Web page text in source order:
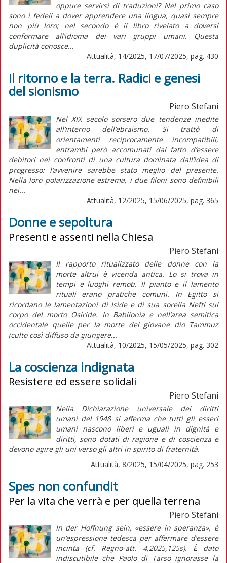
oppure servirsi di traduzioni? Nel primo caso
sono i fedeli a dover apprendere una lingua, quasi sempre
non più loro; nel secondo è il libro rivelato a doversi
conformare all’idioma dei vari gruppi umani. Questa
duplicità conosce...
Attualità, 14/2025, 17/07/2025, pag. 430
Il ritorno e la terra. Radici e genesi
del sionismo
Piero Stefani
Nel XIX secolo sorsero due tendenze inedite
all’interno dell’ebraismo. Si trattò di
orientamenti reciprocamente incompatibili,
entrambi però accomunati dal fatto d’essere
debitori nei confronti di una cultura dominata dall’idea di
progresso: l’avvenire sarebbe stato meglio del presente.
Nella loro polarizzazione estrema, i due filoni sono definibili
nei...
Attualità, 12/2025, 15/06/2025, pag. 365
Donne e sepoltura
Presenti e assenti nella Chiesa
Piero Stefani
Il rapporto ritualizzato delle donne con la
morte altrui è vicenda antica. Lo si trova in
tempi e luoghi remoti. Il pianto e il lamento
rituali erano pratiche comuni. In Egitto si
ricordano le lamentazioni di Iside e di sua sorella Nefti sul
corpo del morto Osiride. In Babilonia e nell’area semitica
occidentale quelle per la morte del giovane dio Tammuz
(culto così diffuso da giungere...
Attualità, 10/2025, 15/05/2025, pag. 302
La coscienza indignata
Resistere ed essere solidali
Piero Stefani
Nella Dichiarazione universale dei diritti
umanidel 1948 si afferma che tutti gli esseri
umani nascono liberi e uguali in dignità e
diritti, sono dotati di ragione e di coscienza e
devono agire gli uni verso gli altri in spirito di fraternità.
Attualità, 8/2025, 15/04/2025, pag. 253
Spes non confundit
Per la vita che verrà e per quella terrena
Piero Stefani
In der Hoffnung sein, «essere in speranza», è
un’espressione tedesca per affermare d’essere
incinta (cf. Regno-att. 4,2025,125s). È dato
indiscutibile che Paolo di Tarso ignorasse la